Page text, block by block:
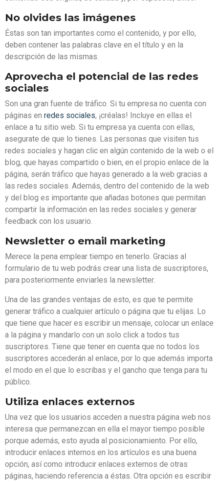
No olvides las imágenes
Éstas son tan importantes como el contenido, y por ello,
deben contener las palabras clave en el título y en la
descripción de las mismas.
Aprovecha el potencial de las redes
sociales
Son una gran fuente de tráfico. Si tu empresa no cuenta con
páginas en redes sociales, ¡créalas! Incluye en ellas el
enlace a tu sitio web. Si tu empresa ya cuenta con ellas,
asegurate de que lo tienes. Las personas que visiten tus
redes sociales y hagan clic en algún contenido de la web o el
blog, que hayas compartido o bien, en el propio enlace de la
página, serán tráfico que hayas generado a la web gracias a
las redes sociales. Además, dentro del contenido de la web
y del blog es importante que añadas botones que permitan
compartir la información en las redes sociales y generar
feedback con los usuario.
Newsletter o email marketing
Merece la pena emplear tiempo en tenerlo. Gracias al
formulario de tu web podrás crear una lista de suscriptores,
para posteriormente enviarles la newsletter.
Una de las grandes ventajas de esto, es que te permite
generar tráfico a cualquier artículo o página que tu elijas. Lo
que tiene que hacer es escribir un mensaje, colocar un enlace
a la página y mandarlo con un solo click a todos tus
suscriptores. Tiene que tener en cuenta que no todos los
suscriptores accederán al enlace, por lo que además importa
el modo en el que lo escribas y el gancho que tenga para tu
público.
Utiliza enlaces externos
Una vez que los usuarios acceden a nuestra página web nos
interesa que permanezcan en ella el mayor tiempo posible
porque además, esto ayuda al posicionamiento. Por ello,
introducir enlaces internos en los artículos es una buena
opción, así como introducir enlaces externos de otras
páginas, haciendo referencia a éstas. Otra opción es escribir